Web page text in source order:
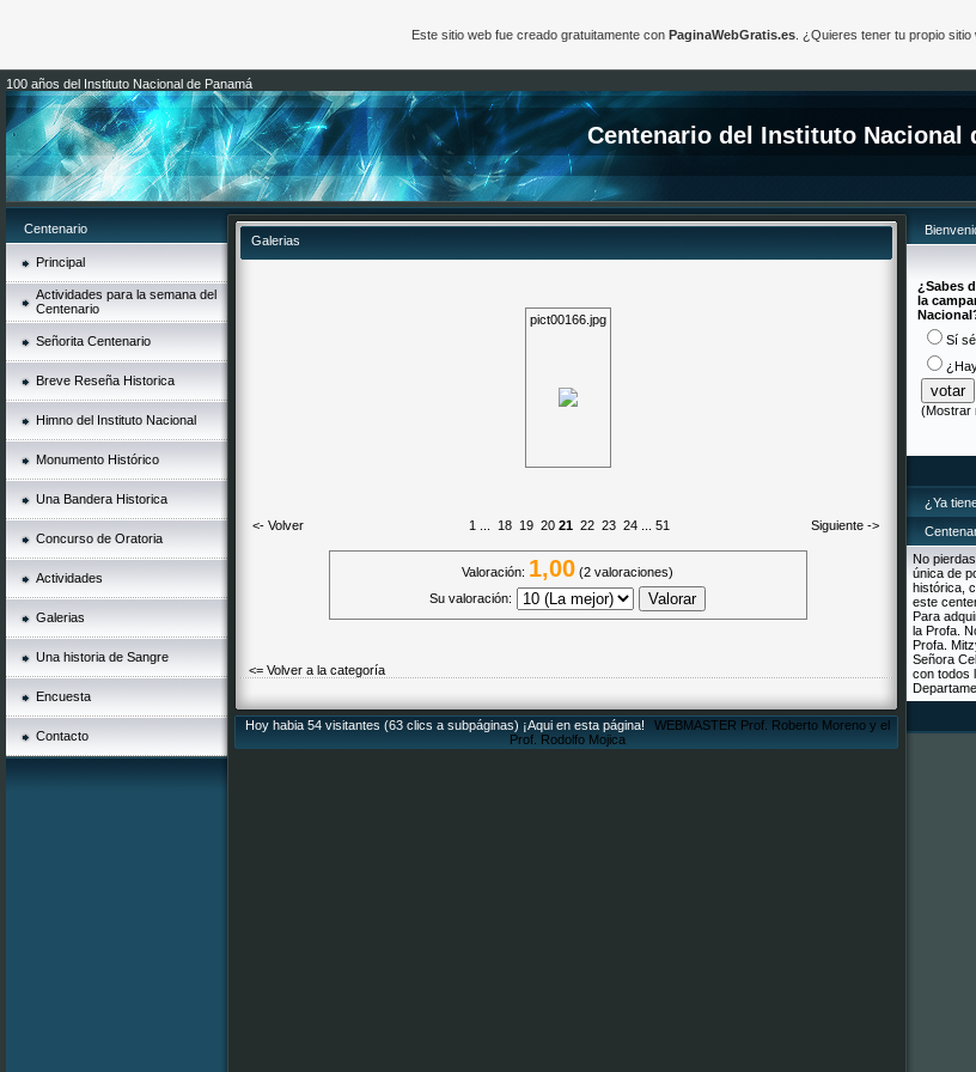
100 años del Instituto Nacional de Panamá
Centenario del Instituto Nacional
Centenario
Principal
Actividades para la semana del
Centenario
Señorita Centenario
Breve Reseña Historica
Himno del Instituto Nacional
Monumento Histórico
Una Bandera Historica
Concurso de Oratoria
Actividades
Galerias
Una historia de Sangre
Encuesta
Contacto
Galerias
pict00166.jpg
<- Volver 1 18 19 20 21 22 23 24 51 Siguiente ->
Valoración: 1,00 (2 valoraciones)
Su valoración:
<= Volver a la categoría
Hoy habia 54 visitantes (63 clics a subpáginas) ¡Aqui en esta página!
WEBMASTER Prof. Roberto Moreno y el
Prof. Rodolfo Mojica
¿Sabes
la
Sí
(Mostrar
¿Ya
No
única de
histórica,
este
Para
la Profa.
Profa.
Señora
con todos
Este sitio web fue creado gratuitamente con PaginaWebGratis.es. ¿Quieres tener tu propio sitio